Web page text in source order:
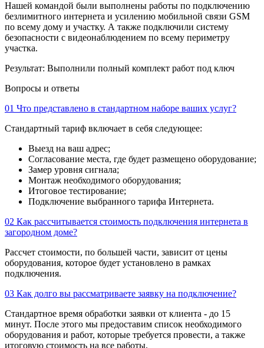
Нашей командой были выполнены работы по подключению
безлимитного интернета и усилению мобильной связи GSM
по всему дому и участку. А также подключили систему
безопасности с видеонаблюдением по всему периметру
участка.
Результат: Выполнили полный комплект работ под ключ
Вопросы и ответы
01 Что представлено в стандартном наборе ваших услуг?
Стандартный тариф включает в себя следующее:
Выезд на ваш адрес;
Согласование места, где будет размещено оборудование;
Замер уровня сигнала;
Монтаж необходимого оборудования;
Итоговое тестирование;
Подключение выбранного тарифа Интернета.
02 Как рассчитывается стоимость подключения интернета в
загородном доме?
Рассчет стоимости, по большей части, зависит от цены
оборудования, которое будет установлено в рамках
подключения.
03 Как долго вы рассматриваете заявку на подключение?
Стандартное время обработки заявки от клиента - до 15
минут. После этого мы предоставим список необходимого
оборудования и работ, которые требуется провести, а также
итоговую стоимость на все работы.